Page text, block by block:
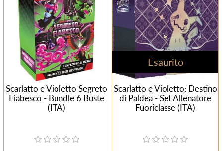
Scarlatto e Violetto Segreto
Fiabesco - Bundle 6 Buste
(ITA)
Esaurito
Scarlatto e Violetto: Destino
di Paldea - Set Allenatore
Fuoriclasse (ITA)